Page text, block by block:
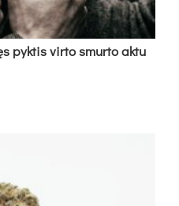
pyk­tis vir­to smur­to ak­tu